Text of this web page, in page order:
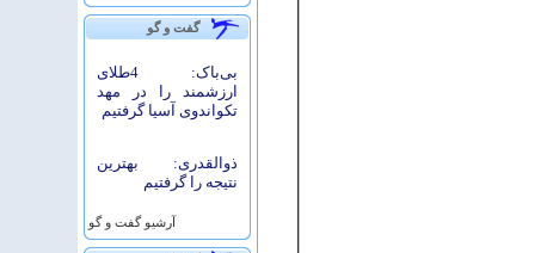
گفت و گو
بی‌باک: 4طلای
ارزشمند را در مهد
تکواندوی آسیا گرفتیم
ذوالقدری: بهترین
نتیجه را گرفتیم
آرشيو گفت و گو